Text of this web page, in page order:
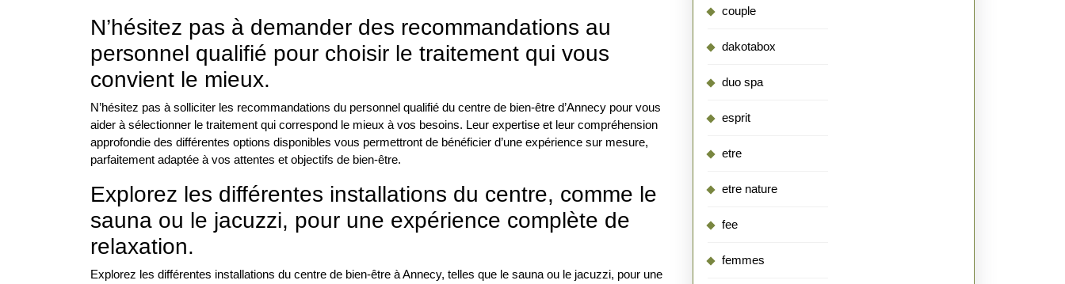
N’hésitez pas à demander des recommandations au
personnel qualifié pour choisir le traitement qui vous
convient le mieux.
N’hésitez pas à solliciter les recommandations du personnel qualifié du centre de bien-être d’Annecy pour vous
aider à sélectionner le traitement qui correspond le mieux à vos besoins. Leur expertise et leur compréhension
approfondie des différentes options disponibles vous permettront de bénéficier d’une expérience sur mesure,
parfaitement adaptée à vos attentes et objectifs de bien-être.
Explorez les différentes installations du centre, comme le
sauna ou le jacuzzi, pour une expérience complète de
relaxation.
Explorez les différentes installations du centre de bien-être à Annecy, telles que le sauna ou le jacuzzi, pour une
couple
dakotabox
duo spa
esprit
etre
etre nature
fee
femmes